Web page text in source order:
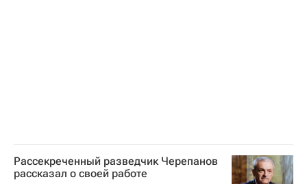
Рассекреченный разведчик Черепанов
рассказал о своей работе